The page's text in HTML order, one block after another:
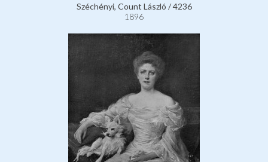
Széchényi, Count László / 4236
1896